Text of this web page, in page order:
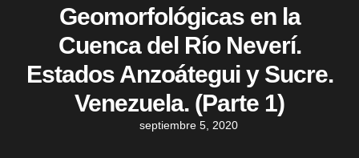
Geomorfológicas en la
Cuenca del Río Neverí.
Estados Anzoátegui y Sucre.
Venezuela. (Parte 1)
septiembre 5, 2020